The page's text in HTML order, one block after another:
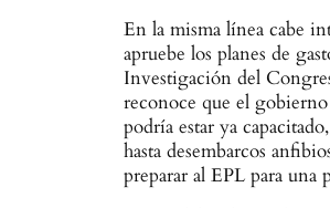
En la misma línea cabe
apruebe los planes de
Investigación del
reconoce que el
podría estar ya
hasta desembarcos
preparar al EPL para